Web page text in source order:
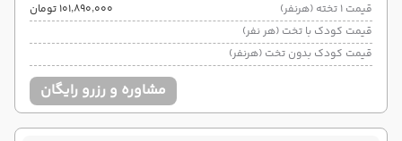
قیمت 1 تخته (هرنفر)
۱۰۱٬۸۹۰٬۰۰۰ تومان
قیمت کودک با تخت (هر نفر)
قیمت کودک بدون تخت (هرنفر)
مشاوره و رزرو رایگان